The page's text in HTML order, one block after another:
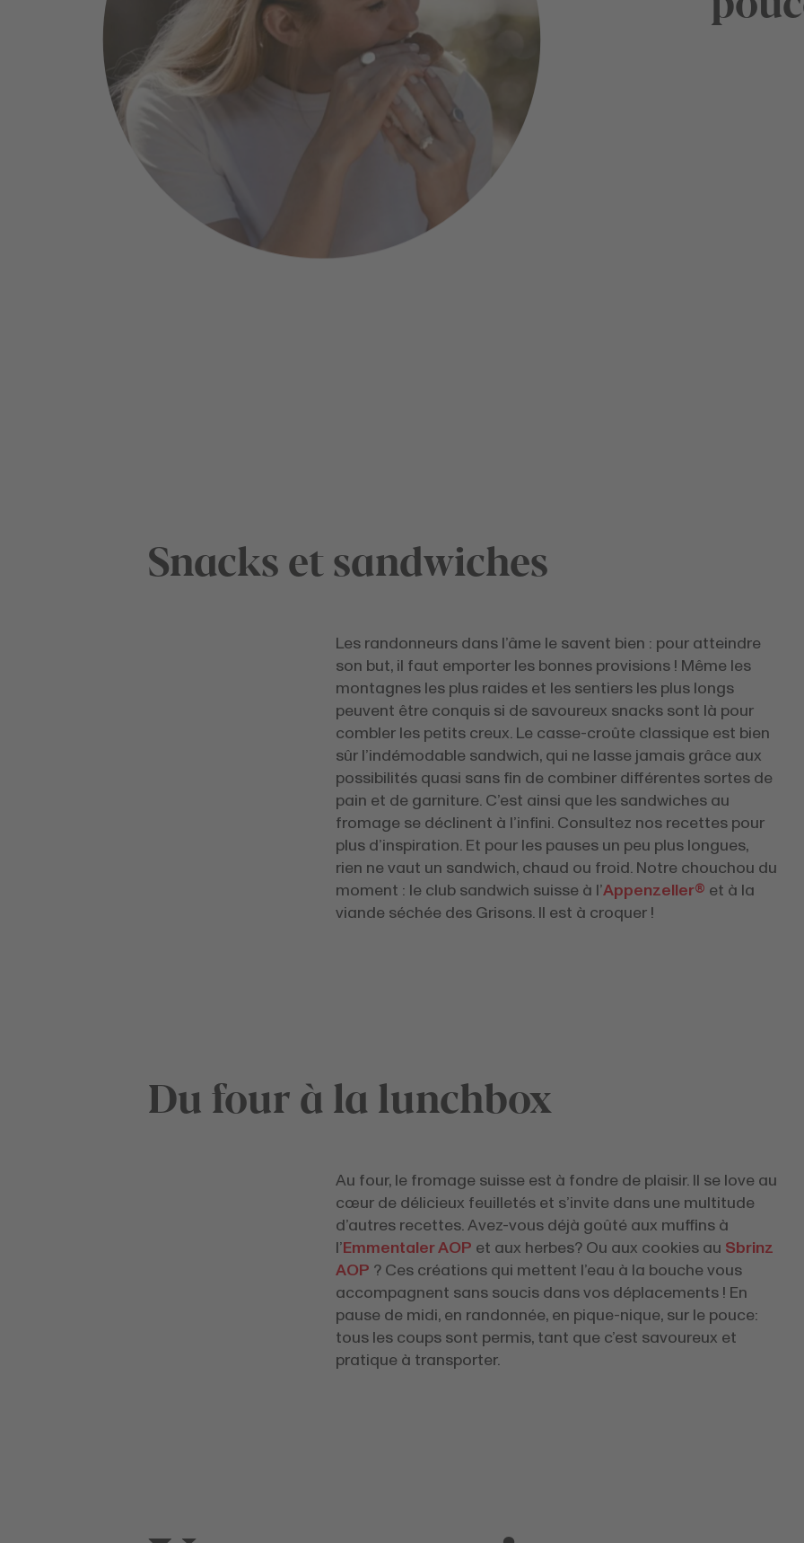
Snacks et sandwiches
Les randonneurs dans l’âme le savent bien : pour atteindre
son but, il faut emporter les bonnes provisions ! Même les
montagnes les plus raides et les sentiers les plus longs
peuvent être conquis si de savoureux snacks sont là pour
combler les petits creux. Le casse-croûte classique est bien
sûr l’indémodable sandwich, qui ne lasse jamais grâce aux
possibilités quasi sans fin de combiner différentes sortes de
pain et de garniture. C’est ainsi que les sandwiches au
fromage se déclinent à l’infini. Consultez nos recettes pour
plus d’inspiration. Et pour les pauses un peu plus longues,
rien ne vaut un sandwich, chaud ou froid. Notre chouchou du
moment : le club sandwich suisse à l’Appenzeller® et à la
viande séchée des Grisons. Il est à croquer !
Du four à la lunchbox
Au four, le fromage suisse est à fondre de plaisir. Il se love au
cœur de délicieux feuilletés et s’invite dans une multitude
d’autres recettes. Avez-vous déjà goûté aux muffins à
l’Emmentaler AOP et aux herbes? Ou aux cookies au Sbrinz
AOP ? Ces créations qui mettent l’eau à la bouche vous
accompagnent sans soucis dans vos déplacements ! En
pause de midi, en randonnée, en pique-nique, sur le pouce:
tous les coups sont permis, tant que c’est savoureux et
pratique à transporter.